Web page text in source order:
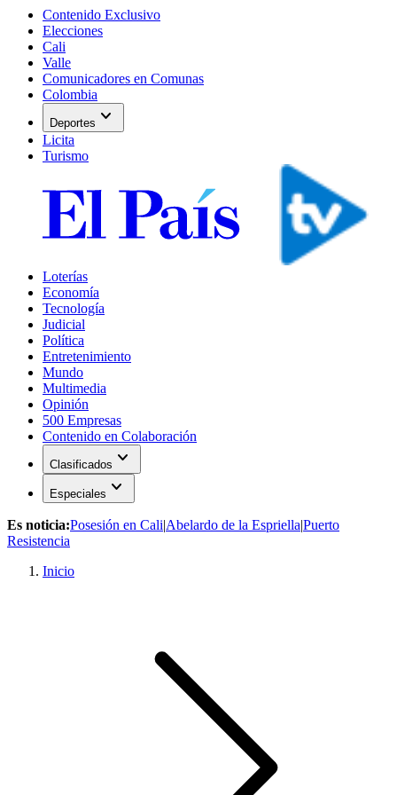
Contenido Exclusivo
Elecciones
Cali
Valle
Comunicadores en Comunas
Colombia
Deportes expand_more
Licita
Turismo
Loterías
Economía
Tecnología
Judicial
Política
Entretenimiento
Mundo
Multimedia
Opinión
500 Empresas
Contenido en Colaboración
Clasificados expand_more
Especiales expand_more
Es noticia:Posesión en Cali|Abelardo de la Espriella|Puerto
Resistencia
Inicio